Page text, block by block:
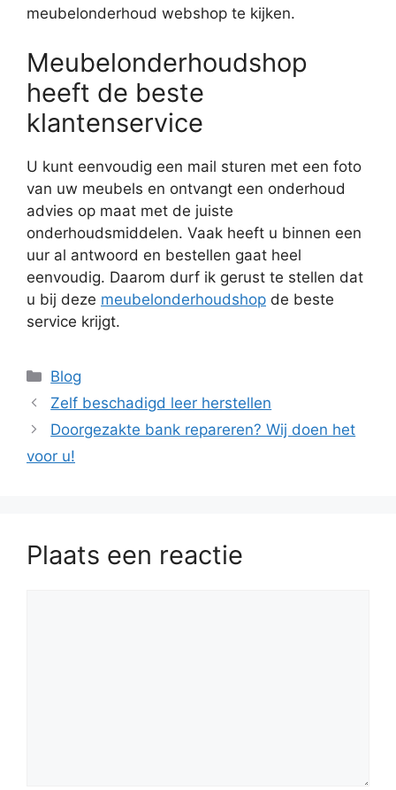
meubelonderhoud webshop te kijken.
Meubelonderhoudshop
heeft de beste
klantenservice
U kunt eenvoudig een mail sturen met een foto
van uw meubels en ontvangt een onderhoud
advies op maat met de juiste
onderhoudsmiddelen. Vaak heeft u binnen een
uur al antwoord en bestellen gaat heel
eenvoudig. Daarom durf ik gerust te stellen dat
u bij deze meubelonderhoudshop de beste
service krijgt.
Categorieën
Blog
Zelf beschadigd leer herstellen
Doorgezakte bank repareren? Wij doen het
voor u!
Plaats een reactie